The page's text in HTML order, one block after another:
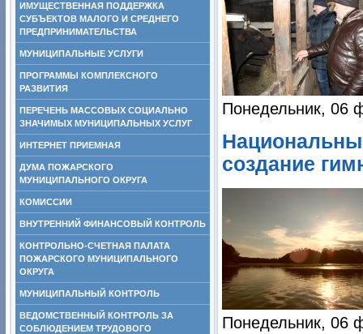
ИМУЩЕСТВЕННАЯ ПОДДЕРЖКА
СУБЪЕКТОВ МАЛОГО И СРЕДНЕГО
ПРЕДПРИНИМАТЕЛЬСТВА
МУНИЦИПАЛЬНЫЕ УСЛУГИ
ПРОГРАММЫ КОМПЛЕКСНОГО
РАЗВИТИЯ
ПЕРЕЧЕНЬ МАССОВЫХ СОЦИАЛЬНО
ЗНАЧИМЫХ МУНИЦИПАЛЬНЫХ УСЛУГ
ИНТЕРНЕТ ПРИЕМНАЯ
ДУМА ПОЖАРСКОГО
МУНИЦИПАЛЬНОГО ОКРУГА
КОМИССИИ
ВНУТРЕННИЙ ФИНАНСОВЫЙ КОНТРОЛЬ
КОНТРОЛЬНО-СЧЕТНАЯ ПАЛАТА
ПОЖАРСКОГО МУНИЦИПАЛЬНОГО
ОКРУГА
МУНИЦИПАЛЬНЫЙ КОНТРОЛЬ
ВЕДОМСТВЕННЫЙ КОНТРОЛЬ ЗА
СОБЛЮДЕНИЕМ ТРУДОВОГО
Понедельник, 06
создание
Понедельник, 06